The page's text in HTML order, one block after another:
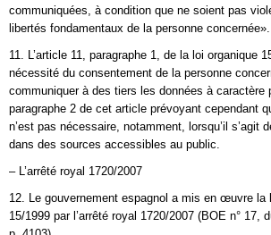
communiquées, à condition que ne soient pas
libertés fondamentaux de la personne concernée».
11. L’article 11, paragraphe 1, de la loi organique
nécessité du consentement de la personne
communiquer à des tiers les données à caractère
paragraphe 2 de cet article prévoyant cependant
n’est pas nécessaire, notamment, lorsqu’il s’agit
dans des sources accessibles au public.
– L’arrêté royal 1720/2007
12. Le gouvernement espagnol a mis en œuvre la
15/1999 par l’arrêté royal 1720/2007 (BOE n° 17,